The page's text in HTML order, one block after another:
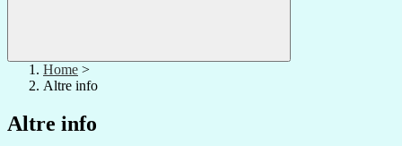
Home >
Altre info
Altre info